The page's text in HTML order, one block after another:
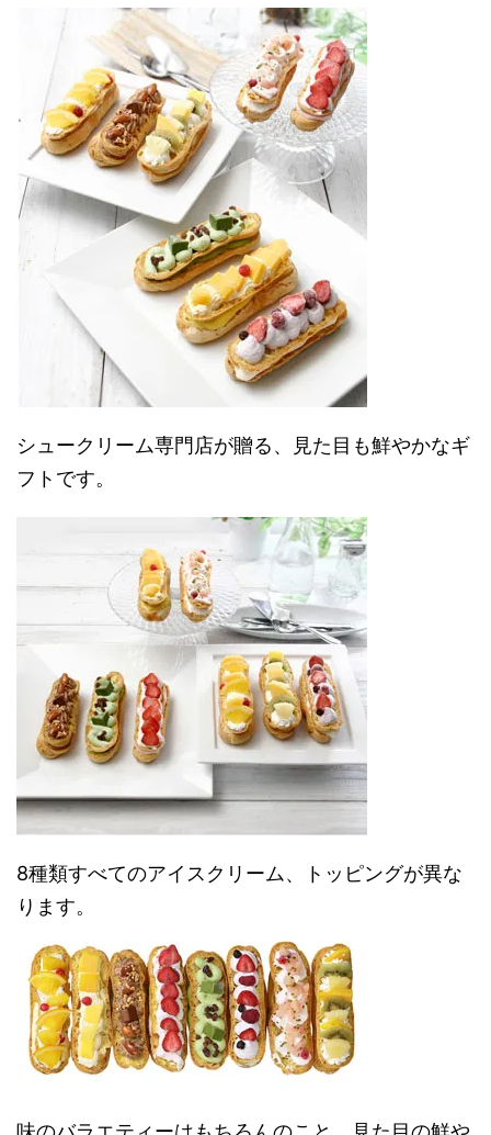
シュークリーム専門店が贈る、見た目も鮮やかなギ
フトです。
8種類すべてのアイスクリーム、トッピングが異な
ります。